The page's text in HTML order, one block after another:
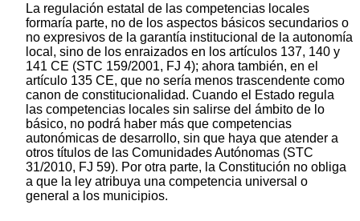
La regulación estatal de las competencias locales
formaría parte, no de los aspectos básicos secundarios o
no expresivos de la garantía institucional de la autonomía
local, sino de los enraizados en los artículos 137, 140 y
141 CE (STC 159/2001, FJ 4); ahora también, en el
artículo 135 CE, que no sería menos trascendente como
canon de constitucionalidad. Cuando el Estado regula
las competencias locales sin salirse del ámbito de lo
básico, no podrá haber más que competencias
autonómicas de desarrollo, sin que haya que atender a
otros títulos de las Comunidades Autónomas (STC
31/2010, FJ 59). Por otra parte, la Constitución no obliga
a que la ley atribuya una competencia universal o
general a los municipios.